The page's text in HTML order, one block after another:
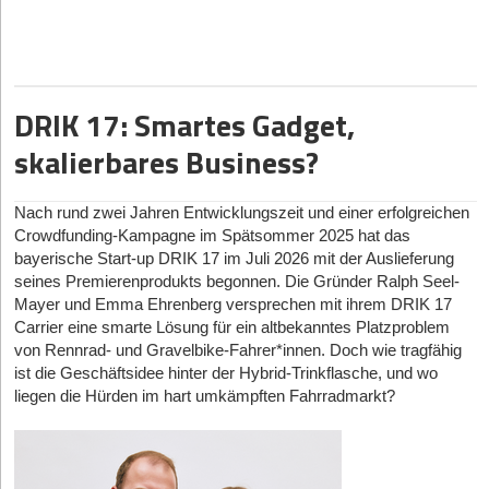
Fachkräfte sich ihre Stellen ohnehin aussuchen können. „Der
Einwand stimmt“, räumt Mitgründer Anton Petuchow
unumwunden ein. „Senior-Entwicklerinnen und -Entwickler
uns nicht, und sie sind ausdrücklich nicht unser Fokus.“
Nomado24 zielt stattdessen auf die andere Hälfte des Remote-
Marktes ab: Berufe im Kund*innenservice, Vertriebsinnendienst,
Marketing oder der Buchhaltung sowie Menschen, die einen
Nebenjob von zu Hause suchen. Hier gebe es echte
ortsunabhängige Stellen, aber die Kandidat*innen müssten selbst
suchen. „Für sie ist eine Plattform, die aussortiert statt
aufzublähen, ein spürbarer Unterschied“, betont Petuchow. Der
geografische Fokus liege dabei klar auf dem deutschsprachigen
DRIK 17: Smartes Gadget,
skalierbares Business?
Nach rund zwei Jahren Entwicklungszeit und einer erfolgreichen
Crowdfunding-Kampagne im Spätsommer 2025 hat das
bayerische Start-up DRIK 17 im Juli 2026 mit der Auslieferung
seines Premierenprodukts begonnen. Die Gründer Ralph Seel-
Mayer und Emma Ehrenberg versprechen mit ihrem DRIK 17
Carrier eine smarte Lösung für ein altbekanntes Platzproblem
von Rennrad- und Gravelbike-Fahrer*innen. Doch wie tragfähig
ist die Geschäftsidee hinter der Hybrid-Trinkflasche, und wo
liegen die Hürden im hart umkämpften Fahrradmarkt?